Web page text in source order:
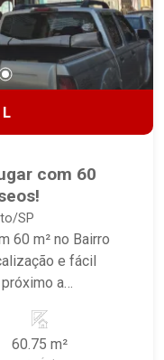
com 60
SP
60 m² no Bairro
a
Porta de aço modelo comercial. - Pintura nova.
60.75 m²